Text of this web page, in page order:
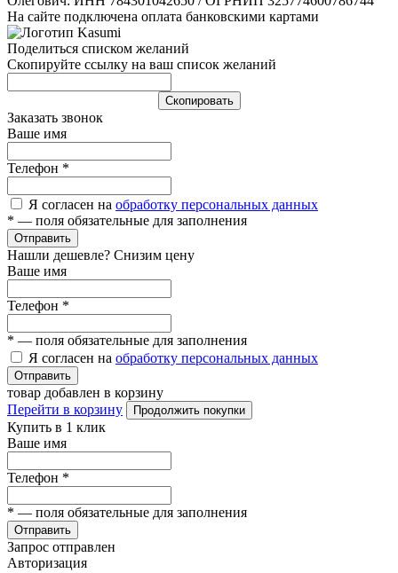
На сайте подключена оплата банковскими картами
Поделиться списком желаний
Скопируйте ссылку на ваш список желаний
Cкопировать
Заказать звонок
Ваше имя
Телефон *
Я согласен на обработку персональных данных
* — поля обязательные для заполнения
Отправить
Нашли дешевле? Снизим цену
Ваше имя
Телефон *
* — поля обязательные для заполнения
Я согласен на обработку персональных данных
Отправить
товар добавлен в корзину
Перейти в корзину
Продолжить покупки
Купить в 1 клик
Ваше имя
Телефон *
* — поля обязательные для заполнения
Отправить
Запрос отправлен
Авторизация